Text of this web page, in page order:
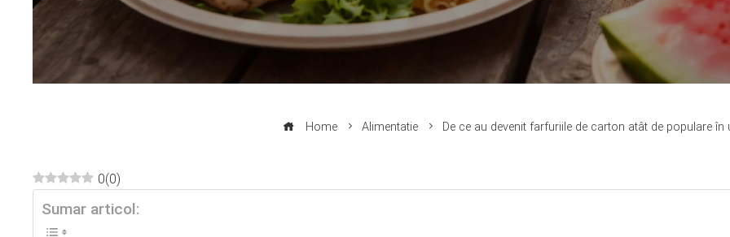
Home Alimentatie De ce au devenit farfuriile de carton atât de populare în
0(0)
Sumar articol: